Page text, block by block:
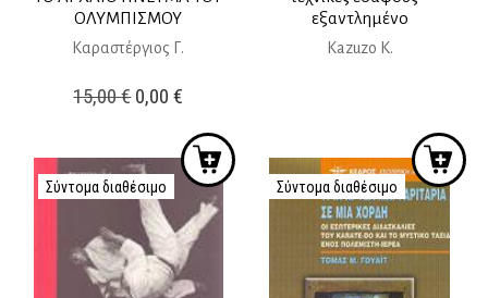
ΟΛΥΜΠΙΣΜΟΥ
Καραστέργιος Γ.
15,00€Original
was:
15,00 €.
0,00€
τιμή
είναι:
0,00 €.
εξαντλημένο
Κazuzo K.
Σύντομα διαθέσιμο Σύντομα διαθέσιμο